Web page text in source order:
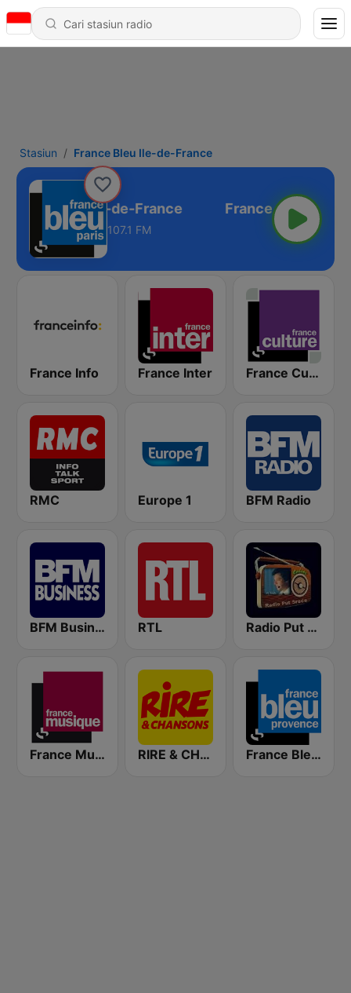
Stasiun France Bleu Ile-de-France
France Bleu Ile-de-France
107.1 FM
France Info France Inter France Culture
RMC Europe 1 BFM Radio
BFM Business 100.8 FM RTL Radio Put Sreće
France Musique RIRE & CHANSONS France Bleu Provence